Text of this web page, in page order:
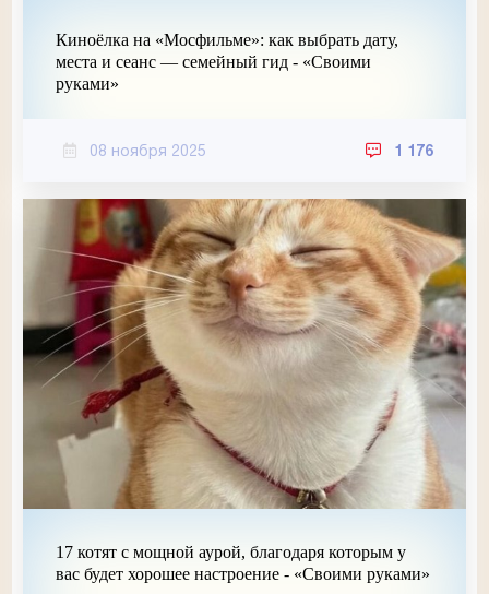
Киноёлка на «Мосфильме»: как выбрать дату,
места и сеанс — семейный гид - «Своими
руками»
08 ноября 2025 1 176
17 котят с мощной аурой, благодаря которым у
вас будет хорошее настроение - «Своими руками»